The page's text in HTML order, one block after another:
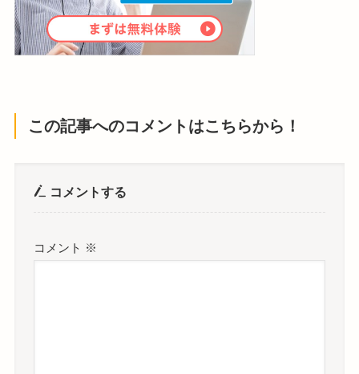
この記事へのコメントはこちらから！
コメントする
コメント ※